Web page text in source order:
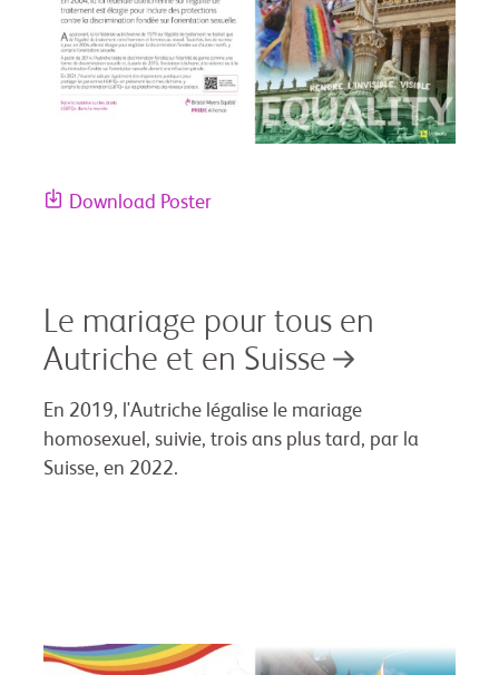
Download Poster
Le mariage pour tous en
Autriche et en Suisse
En 2019, l'Autriche légalise le mariage
homosexuel, suivie, trois ans plus tard, par la
Suisse, en 2022.